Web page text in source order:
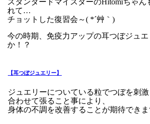
スタンダードマイスターのHitomiちゃん
れて…
チョットした復習会～( *´艸｀)
今の時期、免疫力アップの耳つぼジュ
か！？
【耳つぼジュエリー】
ジュエリーについている粒でつぼを刺
合わせて張ること事により、
身体の不調を改善することが期待できま